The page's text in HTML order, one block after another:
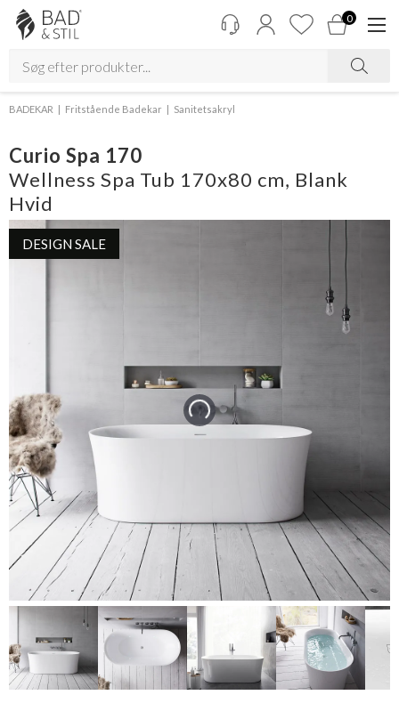
0
BADEKAR Fritstående Badekar Sanitetsakryl
Curio Spa 170
Wellness Spa Tub 170x80 cm, Blank
Hvid
DESIGN SALE